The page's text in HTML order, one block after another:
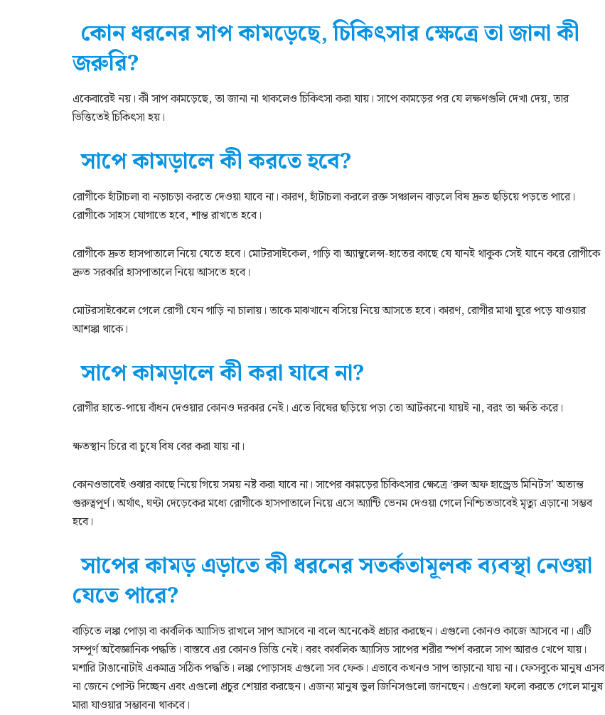
কোন ধরনের সাপ কামড়েছে, চিকিৎসার ক্ষেত্রে তা জানা কী
জরুরি?
একেবারেই নয়। কী সাপ কামড়েছে, তা জানা না থাকলেও চিকিৎসা করা যায়। সাপে কামড়ের পর যে লক্ষণগুলি দেখা দেয়, তার
ভিত্তিতেই চিকিৎসা হয়।
সাপে কামড়ালে কী করতে হবে?
রোগীকে হাঁটাচলা বা নড়াচড়া করতে দেওয়া যাবে না। কারণ, হাঁটাচলা করলে রক্ত সঞ্চালন বাড়লে বিষ দ্রুত ছড়িয়ে পড়তে পারে।
রোগীকে সাহস যোগাতে হবে, শান্ত রাখতে হবে।
রোগীকে দ্রুত হাসপাতালে নিয়ে যেতে হবে। মোটরসাইকেল, গাড়ি বা অ্যাম্বুলেন্স-হাতের কাছে যে যানই থাকুক সেই যানে করে রোগীকে
দ্রুত সরকারি হাসপাতালে নিয়ে আসতে হবে।
মোটরসাইকেলে গেলে রোগী যেন গাড়ি না চালায়। তাকে মাঝখানে বসিয়ে নিয়ে আসতে হবে। কারণ, রোগীর মাথা ঘুরে পড়ে যাওয়ার
আশঙ্কা থাকে।
সাপে কামড়ালে কী করা যাবে না?
রোগীর হাতে-পায়ে বাঁধন দেওয়ার কোনও দরকার নেই। এতে বিষের ছড়িয়ে পড়া তো আটকানো যায়ই না, বরং তা ক্ষতি করে।
ক্ষতস্থান চিরে বা চুষে বিষ বের করা যায় না।
কোনওভাবেই ওঝার কাছে নিয়ে গিয়ে সময় নষ্ট করা যাবে না। সাপের কাম়ড়ের চিকিৎসার ক্ষেত্রে ‘রুল অফ হান্ড্রেড মিনিটস’ অত্যন্ত
গুরুত্বপূর্ণ। অর্থাৎ, ঘণ্টা দেড়েকের মধ্যে রোগীকে হাসপাতালে নিয়ে এসে অ্যান্টি ভেনম দেওয়া গেলে নিশ্চিতভাবেই মৃত্যু এড়ানো সম্ভব
হবে।
সাপের কামড় এড়াতে কী ধরনের সতর্কতামূলক ব্যবস্থা নেওয়া
যেতে পারে?
বাড়িতে লঙ্কা পোড়া বা কার্বলিক অ্যাসিড রাখলে সাপ আসবে না বলে অনেকেই প্রচার করছেন। এগুলো কোনও কাজে আসবে না। এটি
সম্পূর্ণ অবৈজ্ঞানিক পদ্ধতি। বাস্তবে এর কোনও ভিত্তি নেই। বরং কার্বলিক অ্যাসিড সাপের শরীর স্পর্শ করলে সাপ আরও খেপে যায়।
মশারি টাঙানোটাই একমাত্র সঠিক পদ্ধতি। লঙ্কা পোড়াসহ এগুলো সব ফেক। এভাবে কখনও সাপ তাড়ানো যায় না। ফেসবুকে মানুষ এসব
না জেনে পোস্ট দিচ্ছেন এবং এগুলো প্রচুর শেয়ার করছেন। এজন্য মানুষ ভুল জিনিসগুলো জানছেন। এগুলো ফলো করতে গেলে মানুষ
মারা যাওয়ার সম্ভাবনা থাকবে।